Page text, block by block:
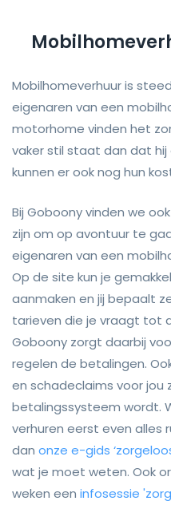
Mobilhomeverhuur is
eigenaren van een
motorhome vinden het
vaker stil staat dan dat hij
kunnen er ook nog hun
Bij Goboony vinden we
zijn om op avontuur te
eigenaren van een
Op de site kun je
aanmaken en jij bepaalt
tarieven die je vraagt tot
Goboony zorgt daarbij
regelen de betalingen.
en schadeclaims voor
betalingssysteem wordt.
verhuren eerst even alles
dan onze e-gids
wat je moet weten. Ook
weken een infosessie